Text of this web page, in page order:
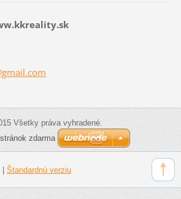
com
Všetky práva vyhradené.
zdarma
| Štandardnú verziu